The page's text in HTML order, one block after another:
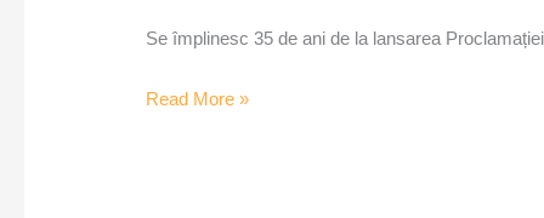
Se împlinesc 35 de ani de la lansarea
Read More »